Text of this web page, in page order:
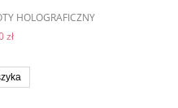
HOLOGRAFICZNY
zł